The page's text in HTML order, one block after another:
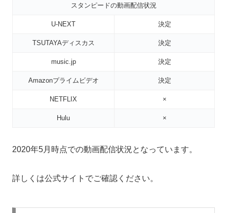
スタンピードの動画配信状況
U-NEXT 決定
TSUTAYAディスカス 決定
music.jp 決定
Amazonプライムビデオ 決定
NETFLIX ×
Hulu ×
2020年5月時点での動画配信状況となっています。
詳しくは公式サイトでご確認ください。